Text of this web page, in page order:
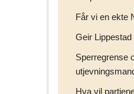
Får vi en ekte
Geir
Sperregrense
Hva vil